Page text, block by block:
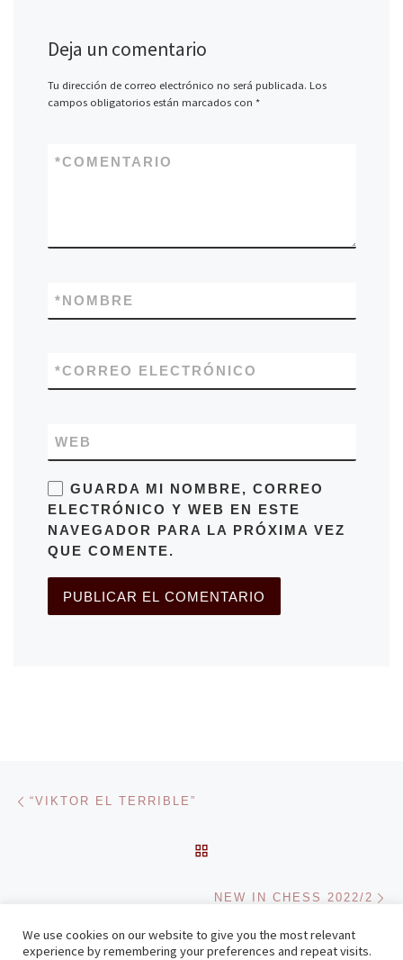
Deja un comentario
Tu dirección de correo electrónico no será publicada. Los
campos obligatorios están marcados con *
COMENTARIO
*
NOMBRE
*
CORREO ELECTRÓNICO
*
WEB
GUARDA MI NOMBRE, CORREO
ELECTRÓNICO Y WEB EN ESTE
NAVEGADOR PARA LA PRÓXIMA VEZ
QUE COMENTE.
Navegación de entradas
“VIKTOR EL TERRIBLE”
NEW IN CHESS 2022/2
We use cookies on our website to give you the most relevant
experience by remembering your preferences and repeat visits.